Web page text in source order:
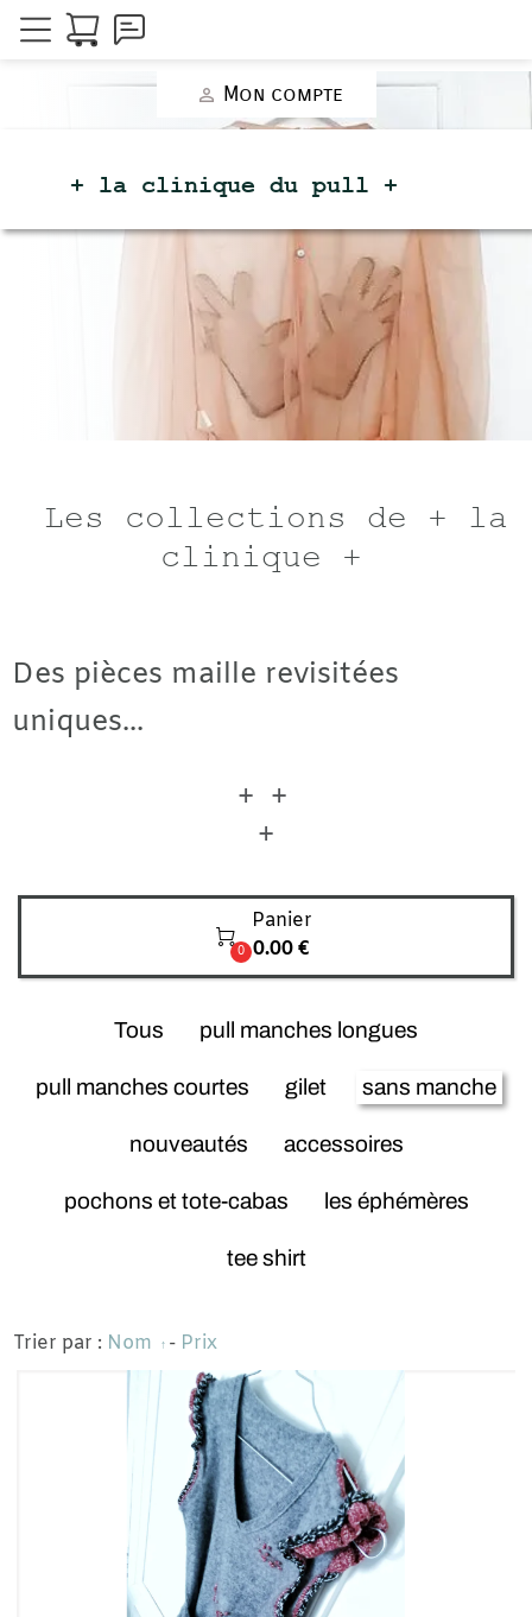
person_outline Mon compte
+ la clinique dupull +
Les collections de + la
clinique +
Des pièces maille revisitées
uniques...
+ +
+

0
Panier
0.00 €
Tous pull manches longues
pull manches courtes gilet sans manche
nouveautés accessoires
pochons et tote-cabas les éphémères
tee shirt
Trier par : Nom - Prix